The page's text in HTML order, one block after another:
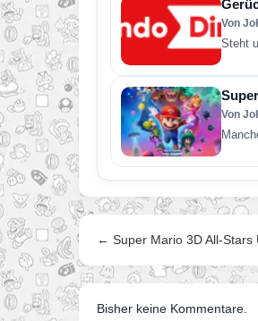
Von
Steht
Von
← Super Mario 3D All-Stars
Bisher keine Kommentare.